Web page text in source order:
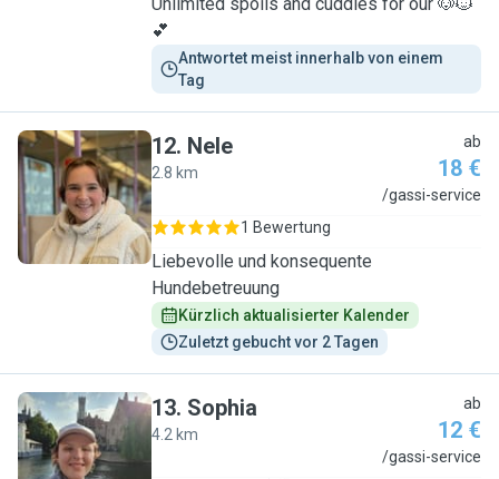
💕
Antwortet meist innerhalb von einem
Tag
N
12. Nele
2.8 km
ab
18 €
/gassi-service
1 Bewertung
Liebevolle und konsequente
Hundebetreuung
Kürzlich aktualisierter Kalender
Zuletzt gebucht vor 2 Tagen
S
13. Sophia
4.2 km
ab
12 €
/gassi-service